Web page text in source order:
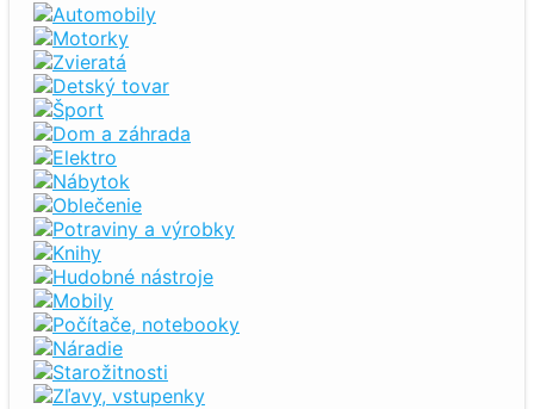
Automobily
Motorky
Zvieratá
Detský tovar
Šport
Dom a záhrada
Elektro
Nábytok
Oblečenie
Potraviny a výrobky
Knihy
Hudobné nástroje
Mobily
Počítače, notebooky
Náradie
Starožitnosti
Zľavy, vstupenky